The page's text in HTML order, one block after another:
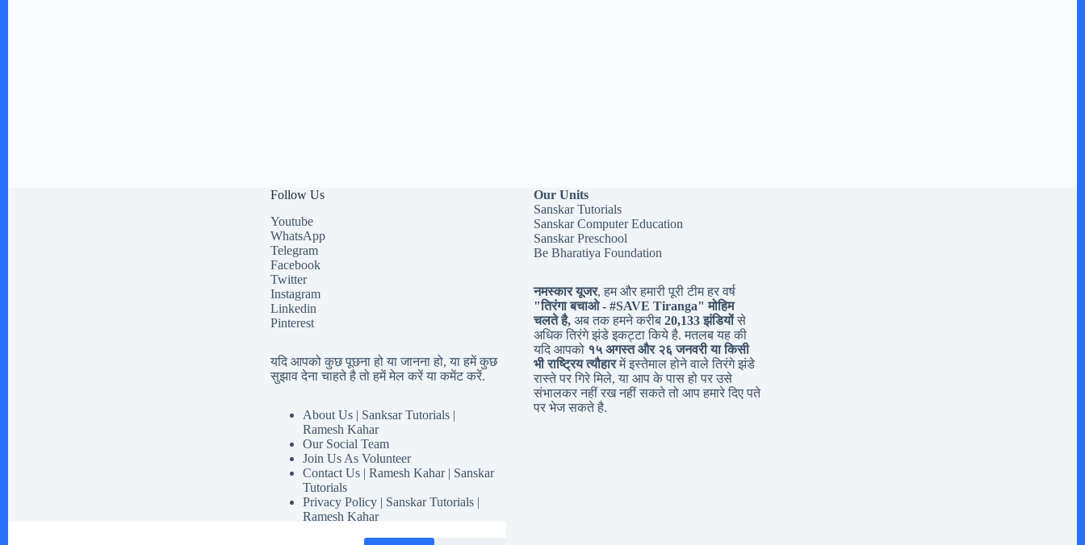
Follow Us
Youtube
WhatsApp
Telegram
Facebook
Twitter
Instagram
Linkedin
Pinterest
यदि आपको कुछ पूछना हो या जानना हो, या हमें कुछ
सुझाव देना चाहते है तो हमें मेल करें या कमेंट करें.
About Us | Sanksar Tutorials |
Ramesh Kahar
Our Social Team
Join Us As Volunteer
Contact Us | Ramesh Kahar | Sanskar
Tutorials
Privacy Policy | Sanskar Tutorials |
Ramesh Kahar
Our Units
Sanskar Tutorials
Sanskar Computer Education
Sanskar Preschool
Be Bharatiya Foundation
नमस्कार यूजर, हम और हमारी पूरी टीम हर वर्ष
"तिरंगा बचाओ - #SAVE Tiranga" मोहिम
चलते है,अब तक हमने करीब 20,133 झंडियोंसे
अधिक तिरंगे झंडे इकट्टा किये है. मतलब यह की
यदि आपको १५ अगस्त और २६ जनवरी या किसी
भी राष्ट्रिय त्यौहारमें इस्तेमाल होने वाले तिरंगे झंडे
रास्ते पर गिरे मिले, या आप के पास हो पर उसे
संभालकर नहीं रख नहीं सकते तो आप हमारे दिए पते
पर भेज सकते है.